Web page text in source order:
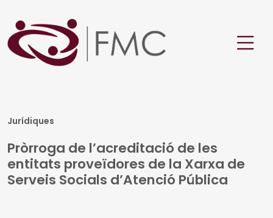
Jurídiques
Pròrroga de l’acreditació de les
entitats proveïdores de la Xarxa de
Serveis Socials d’Atenció Pública